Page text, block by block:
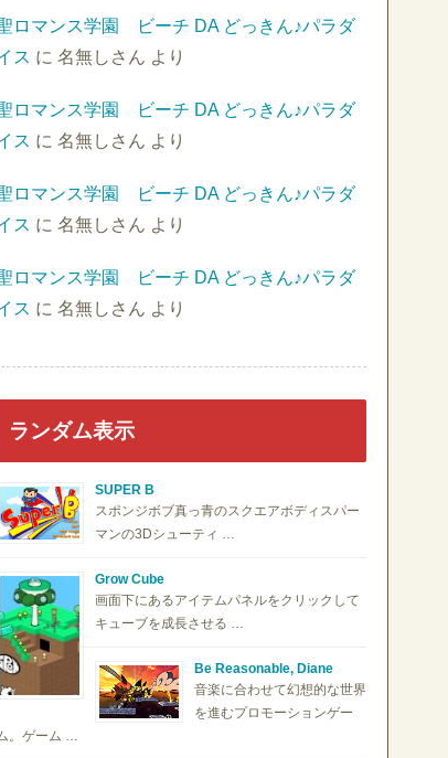
ロマンス学園 ビーチ DA どっきん♪パラダ
ス に 名無しさん より
ロマンス学園 ビーチ DA どっきん♪パラダ
ス に 名無しさん より
ロマンス学園 ビーチ DA どっきん♪パラダ
ス に 名無しさん より
ロマンス学園 ビーチ DA どっきん♪パラダ
ス に 名無しさん より
ランダム表示
SUPER B
スポンジボブ真っ青のスクエアボディスパー
マンの3Dシューティ …
Grow Cube
画面下にあるアイテムパネルをクリックして
キューブを成長させる …
Be Reasonable, Diane
音楽に合わせて幻想的な世界
を進むプロモーションゲー
。ゲーム …